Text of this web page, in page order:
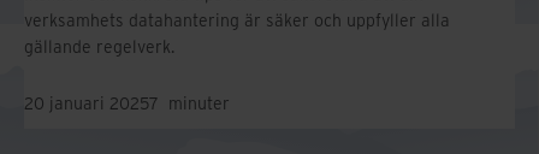
och språk:
Asia-Pacific and India
Europe and Southern
Latin America
verksamhets datahantering är säker och uppfyller alla
gällande regelverk.
20 januari 20257 minuter